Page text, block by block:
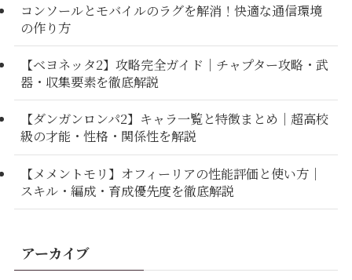
コンソールとモバイルのラグを解消！快適な通信環境
の作り方
【ベヨネッタ2】攻略完全ガイド｜チャプター攻略・武
器・収集要素を徹底解説
【ダンガンロンパ2】キャラ一覧と特徴まとめ｜超高校
級の才能・性格・関係性を解説
【メメントモリ】オフィーリアの性能評価と使い方｜
スキル・編成・育成優先度を徹底解説
アーカイブ